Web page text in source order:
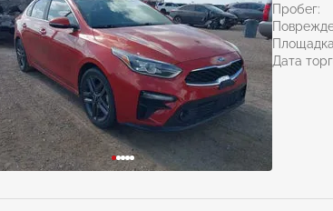
Пробег:
Дата